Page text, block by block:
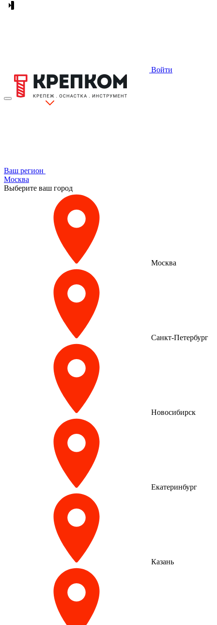
Войти
Ваш регион
Москва
Выберите ваш город
Москва
Санкт-Петербург
Новосибирск
Екатеринбург
Казань